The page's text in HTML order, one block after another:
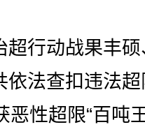
行动战果丰硕
依法查扣违法
性超限“百吨